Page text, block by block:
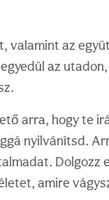
valamint az
az
arra, hogy te
nyilvánítsd.
Dolgozz
amire